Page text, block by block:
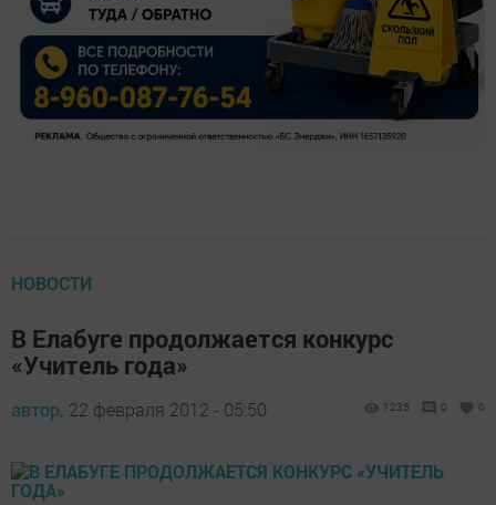
НОВОСТИ
В Елабуге продолжается конкурс
«Учитель года»
автор, 22 февраля 2012 - 05:50 1235 0 0